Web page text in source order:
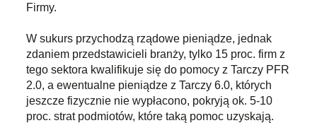
Firmy.
W sukurs przychodzą rządowe pieniądze, jednak
zdaniem przedstawicieli branży, tylko 15 proc. firm z
tego sektora kwalifikuje się do pomocy z Tarczy PFR
2.0, a ewentualne pieniądze z Tarczy 6.0, których
jeszcze fizycznie nie wypłacono, pokryją ok. 5-10
proc. strat podmiotów, które taką pomoc uzyskają.